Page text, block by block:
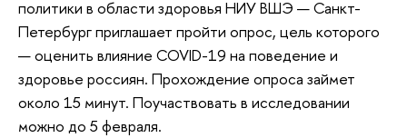
политики в области здоровья НИУ ВШЭ — Санкт-
Петербург приглашает пройти опрос, цель которого
— оценить влияние COVID-19 на поведение и
здоровье россиян. Прохождение опроса займет
около 15 минут. Поучаствовать в исследовании
можно до 5 февраля.